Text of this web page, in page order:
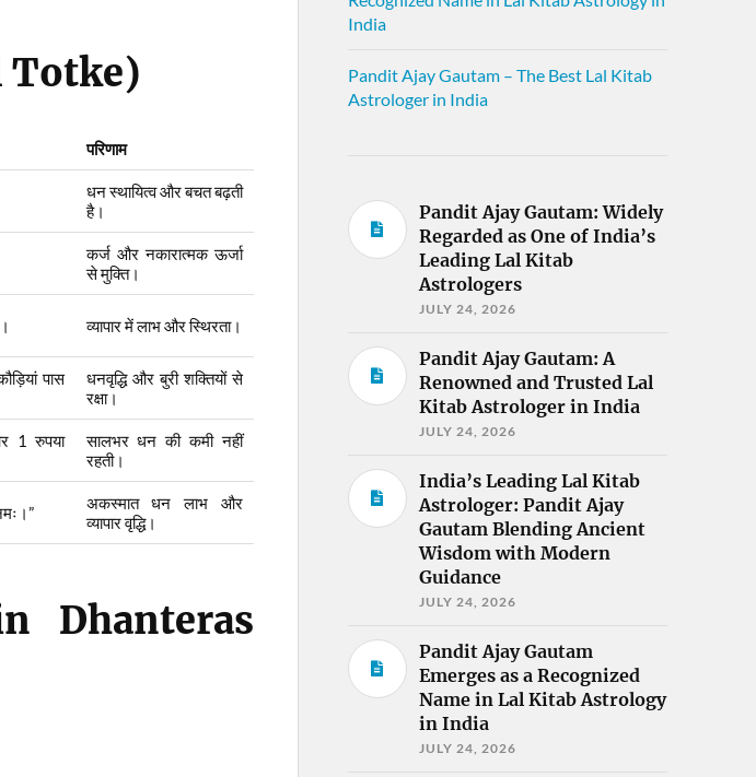
Totke)
परिणाम
धन स्थायित्व और बचत बढ़ती
है।
कर्ज और नकारात्मक ऊर्जा
से मुक्ति।
व्यापार में लाभ और स्थिरता।
पास
धनवृद्धि और बुरी शक्तियों से
रक्षा।
1 रुपया
सालभर धन की कमी नहीं
रहती।
अकस्मात धन लाभ और
व्यापार वृद्धि।
Dhanteras
India
Pandit Ajay Gautam – The Best Lal Kitab
Astrologer in India
Pandit Ajay Gautam: Widely
Regarded as One of India’s
Leading Lal Kitab
Astrologers
JULY 24, 2026
Pandit Ajay Gautam: A
Renowned and Trusted Lal
Kitab Astrologer in India
JULY 24, 2026
India’s Leading Lal Kitab
Astrologer: Pandit Ajay
Gautam Blending Ancient
Wisdom with Modern
Guidance
JULY 24, 2026
Pandit Ajay Gautam
Emerges as a Recognized
Name in Lal Kitab Astrology
in India
JULY 24, 2026